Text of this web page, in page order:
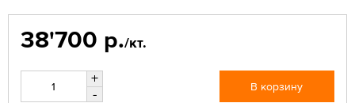
38'700 р./кт.
+
-
В корзину